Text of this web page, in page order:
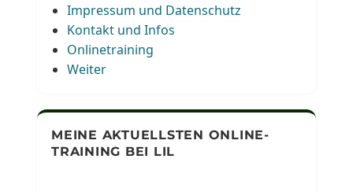
Impressum und Datenschutz
Kontakt und Infos
Onlinetraining
Weiter
MEINE AKTUELLSTEN ONLINE-
TRAINING BEI LIL